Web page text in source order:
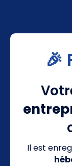
🎉
Il est